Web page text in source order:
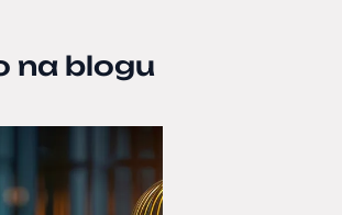
na blogu